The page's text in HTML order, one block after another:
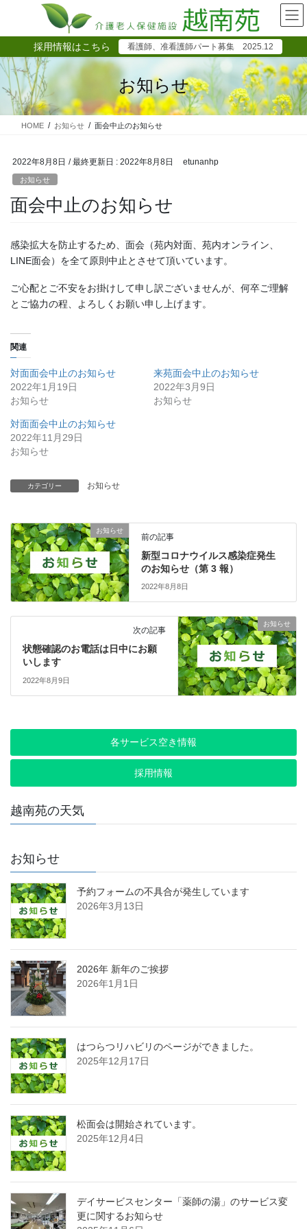
テ
ツ
に
移
ゲ
シ
ョ
ン
採用情報はこちら 看護師、准看護師パート募集 2025.12
お知らせ
HOME お知らせ 面会中止のお知らせ
2022年8月8日 / 最終更新日 : 2022年8月8日 etunanhp
お知らせ
面会中止のお知らせ
感染拡大を防止するため、面会（苑内対面、苑内オンライン、
LINE面会）を全て原則中止とさせて頂いています。
ご心配とご不安をお掛けして申し訳ございませんが、何卒ご理解
とご協力の程、よろしくお願い申し上げます。
関連
対面面会中止のお知らせ
2022年1月19日
お知らせ
来苑面会中止のお知らせ
2022年3月9日
お知らせ
対面面会中止のお知らせ
2022年11月29日
お知らせ
カテゴリー お知らせ
お知らせ
前の記事
新型コロナウイルス感染症発生
のお知らせ（第 3 報）
2022年8月8日
お知らせ
次の記事
状態確認のお電話は日中にお願
いします
2022年8月9日
各サービス空き情報
採用情報
越南苑の天気
お知らせ
予約フォームの不具合が発生しています
2026年3月13日
2026年 新年のご挨拶
2026年1月1日
はつらつリハビリのページができました。
2025年12月17日
松面会は開始されています。
2025年12月4日
デイサービスセンター「薬師の湯」のサービス変
更に関するお知らせ